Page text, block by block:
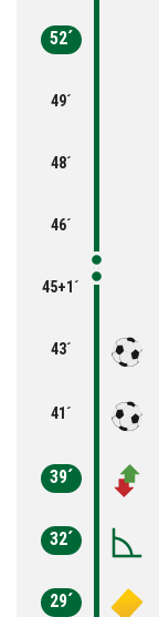
52´
49´
48´
46´
45+1´
43´
41´
39´
32´
29´